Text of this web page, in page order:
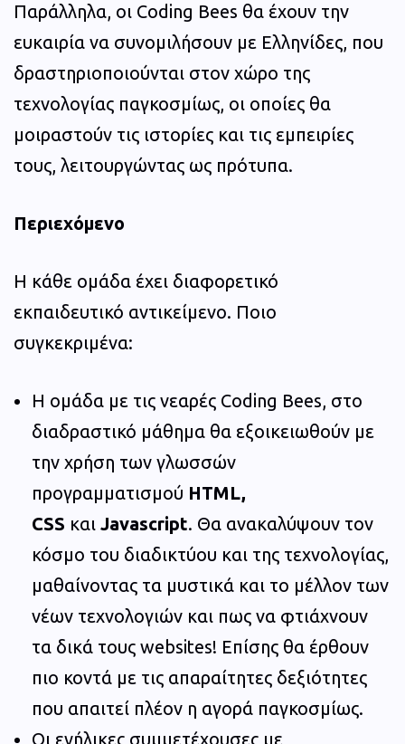
Παράλληλα, οι Coding Bees θα έχουν την
ευκαιρία να συνομιλήσουν με Ελληνίδες, που
δραστηριοποιούνται στον χώρο της
τεχνολογίας παγκοσμίως, οι οποίες θα
μοιραστούν τις ιστορίες και τις εμπειρίες
τους, λειτουργώντας ως πρότυπα.
Περιεχόμενο
Η κάθε ομάδα έχει διαφορετικό
εκπαιδευτικό αντικείμενο. Ποιο
συγκεκριμένα:
Η ομάδα με τις νεαρές Coding Bees, στο
διαδραστικό μάθημα θα εξοικειωθούν με
την χρήση των γλωσσών
προγραμματισμού HTML,
CSS και Javascript. Θα ανακαλύψουν τον
κόσμο του διαδικτύου και της τεχνολογίας,
μαθαίνοντας τα μυστικά και το μέλλον των
νέων τεχνολογιών και πως να φτιάχνουν
τα δικά τους websites! Επίσης θα έρθουν
πιο κοντά με τις απαραίτητες δεξιότητες
που απαιτεί πλέον η αγορά παγκοσμίως.
Οι ενήλικες συμμετέχουσες με